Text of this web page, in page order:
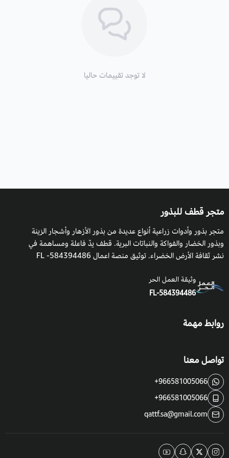
حالة الطقس ورطوبة التربة، والظروف المناخية للنبات.
تحتاج إلى شمس كاملة.
لا توجد تقييمات حاليا
متجر قطف للبذور
متجر بذور وأدوات زراعية أنواع عديدة من بذور الأزهار وأشجار الزينة
وبذور الخضار والفواكة والنباتات البرية. قطف يدٌ فاعلة ومساهمة في
نشر ثقافة الأرض الخضراء. توثيق منصة اعمال 584394486- FL
وثيقة العمل الحر
FL-584394486
روابط مهمة
تواصل معنا
+966581005066
+966581005066
qattf.sa@gmail.com